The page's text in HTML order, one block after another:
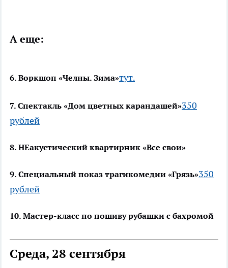
А еще:
6. Воркшоп «Челны. Зима»тут.
7. Спектакль «Дом цветных карандашей»350
рублей
8. НЕакустический квартирник «Все свои»
9. Специальный показ трагикомедии «Грязь»350
рублей
10. Мастер-класс по пошиву рубашки с бахромой
Среда, 28 сентября